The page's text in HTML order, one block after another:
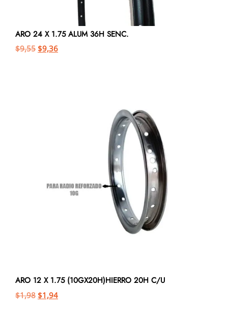
ARO 24 X 1.75 ALUM 36H SENC.
$9,55 $9,36
ARO 12 X 1.75 (10GX20H)HIERRO 20H C/U
$1,98 $1,94